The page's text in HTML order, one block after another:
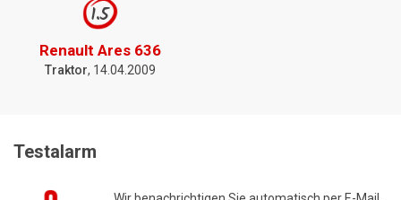
1.5
Renault Ares 636
Traktor, 14.04.2009
Testalarm